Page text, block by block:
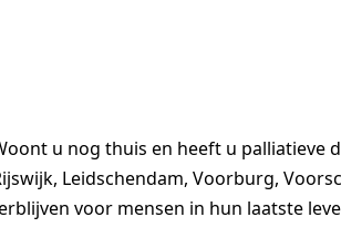
u nog thuis en heeft u palliatieve
Leidschendam, Voorburg,
voor mensen in hun laatste